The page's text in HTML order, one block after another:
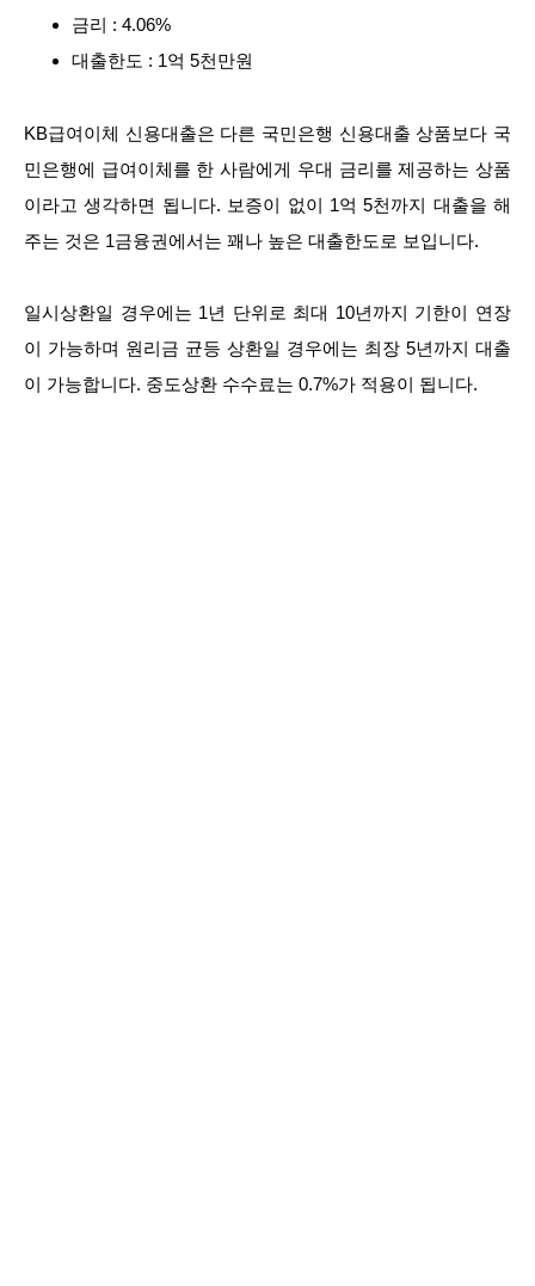
금리 : 4.06%
대출한도 : 1억 5천만원
KB급여이체 신용대출은 다른 국민은행 신용대출 상품보다 국
민은행에 급여이체를 한 사람에게 우대 금리를 제공하는 상품
이라고 생각하면 됩니다. 보증이 없이 1억 5천까지 대출을 해
주는 것은 1금융권에서는 꽤나 높은 대출한도로 보입니다.
일시상환일 경우에는 1년 단위로 최대 10년까지 기한이 연장
이 가능하며 원리금 균등 상환일 경우에는 최장 5년까지 대출
이 가능합니다. 중도상환 수수료는 0.7%가 적용이 됩니다.